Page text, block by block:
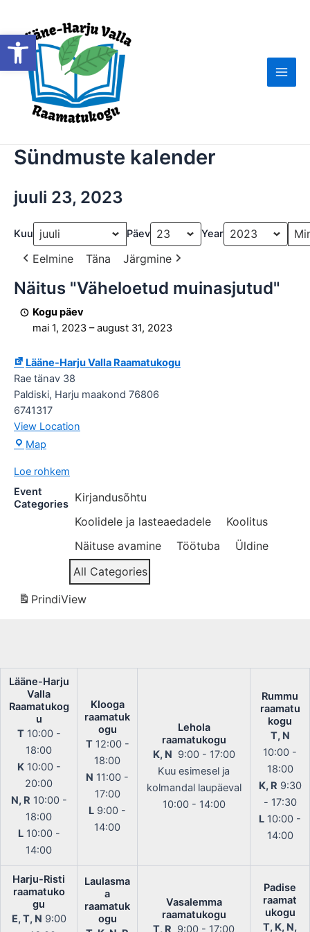
Open toolbar
content
Main
Sündmuste kalender
juuli 23, 2023
Kuu Päev Year
Eelmine Täna Järgmine
Näitus
muinasjutud"
Näitus "Väheloetud muinasjutud"
Kogu päev
mai 1, 2023 –august 31, 2023
Lääne-Harju Valla Raamatukogu
Rae tänav 38
Paldiski, Harju maakond 76806
6741317
View Location
Map
Valla
Raamatukogu
Loe rohkem
Event
Categories Kirjandusõhtu
Koolidele ja lasteaedadele
Koolitus
Näituse avamine
Töötuba
Üldine
All Categories
PrindiView
Lääne-Harju
Valla
Raamatukog
u
T10:00 -
18:00
K10:00 -
20:00
N, R 10:00 -
18:00
L10:00 -
14:00
Klooga
raamatuk
ogu
T12:00 -
18:00
N 11:00 -
17:00
L 9:00 -
14:00
Lehola
raamatukogu
K, N 9:00 - 17:00
Kuu esimesel ja
kolmandal laupäeval
10:00 - 14:00
Rummu
raamatu
kogu
T, N
10:00 -
18:00
K, R 9:30
- 17:30
L 10:00 -
14:00
Harju-Risti
raamatuko
gu
E, T, N 9:00
Laulasma
a
raamatuk
ogu
Vasalemma
raamatukogu
T, R 9:00 - 17:00
Padise
raamat
ukogu
T, K, N,